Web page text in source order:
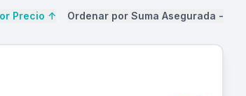
Precio ↑ Ordenar por Suma Asegurada -